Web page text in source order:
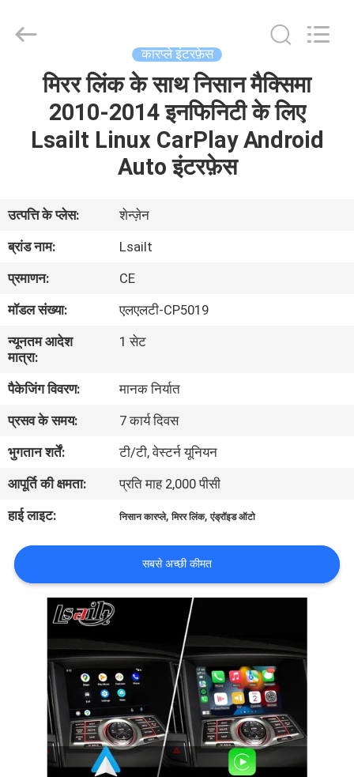
उत्पादों
हमारे
कारखाना
भ्रमण
गुणवत्ता
नियंत्रण
संपर्क
करें
समाचार
साइटमैप
PRIVACY
POLICY
Electron
Co.,Ltd.
कारप्ले इंटरफ़ेस
मिरर लिंक के साथ निसान मैक्सिमा
2010-2014 इनफिनिटी के लिए
Lsailt Linux CarPlay Android
Auto इंटरफ़ेस
उत्पत्ति के प्लेस:
शेन्ज़ेन
ब्रांड नाम:
Lsailt
प्रमाणन:
CE
मॉडल संख्या:
एलएलटी-CP5019
न्यूनतम आदेश
मात्रा:
1 सेट
पैकेजिंग विवरण:
मानक निर्यात
प्रसव के समय:
7 कार्य दिवस
भुगतान शर्तें:
टी/टी, वेस्टर्न यूनियन
आपूर्ति की क्षमता:
प्रति माह 2,000 पीसी
हाई लाइट:
निसान कारप्ले,मिरर लिंक,एंड्रॉइड ऑटो
सबसे अच्छी कीमत